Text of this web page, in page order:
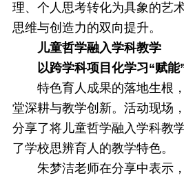
理、个人思考转化为具象的艺
思维与创造力的双向提升。
儿童哲学融入学科教学
以跨学科项目化学习“赋能
特色育人成果的落地生根
堂深耕与教学创新。活动现场
分享了将儿童哲学融入学科教
了学校思辨育人的教学特色。
朱梦洁老师在分享中表示